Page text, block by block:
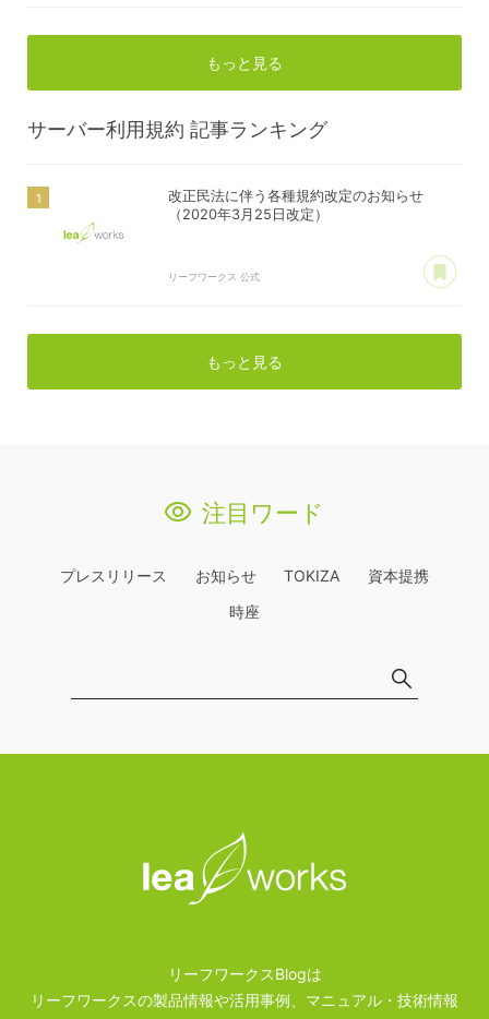
もっと見る
サーバー利用規約 記事ランキング
改正民法に伴う各種規約改定のお知らせ
（2020年3月25日改定）
リーフワークス 公式
もっと見る
注目ワード
プレスリリース お知らせ TOKIZA
資本提携
時座
リーフワークスBlogは
リーフワークスの製品情報や活用事例、マニュアル・技術情報